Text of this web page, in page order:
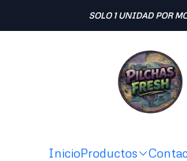
InicioProductos
SOLO 1 UNIDAD POR
SWEATERS Cardigan